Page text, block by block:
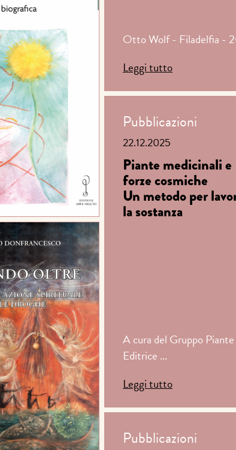
Otto Wolf - Filadelfia -
Leggi tutto
Pubblicazioni
22.12.2025
Piante medicinali e
forze cosmiche
Un metodo per
la sostanza
A cura del Gruppo
Editrice ...
Leggi tutto
Pubblicazioni